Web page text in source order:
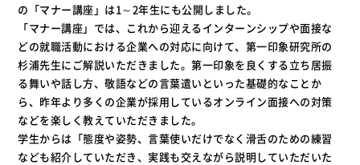
の「マナー講座」は1～2年生にも公開しました。
「マナー講座」では、これから迎えるインターンシップや面接な
どの就職活動における企業への対応に向けて、第一印象研究所の
杉浦先生にご解説いただきました。第一印象を良くする立ち居振
る舞いや話し方、敬語などの言葉遣いといった基礎的なことか
ら、昨年より多くの企業が採用しているオンライン面接への対策
などを楽しく教えていただきました。
学生からは「態度や姿勢、言葉使いだけでなく滑舌のための練習
なども紹介していただき、実践も交えながら説明していただいた